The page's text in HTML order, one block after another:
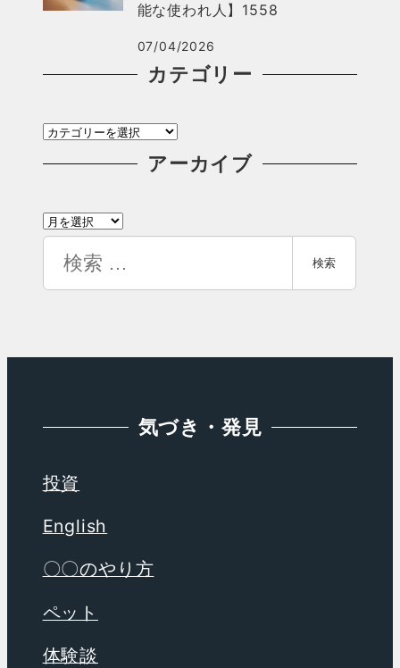
能な使われ人】1558
07/04/2026
カテゴリー
カ
テ
リ
アーカイブ
ア
カ
索
検索
気づき・発見
投資
English
〇〇のやり方
ペット
体験談